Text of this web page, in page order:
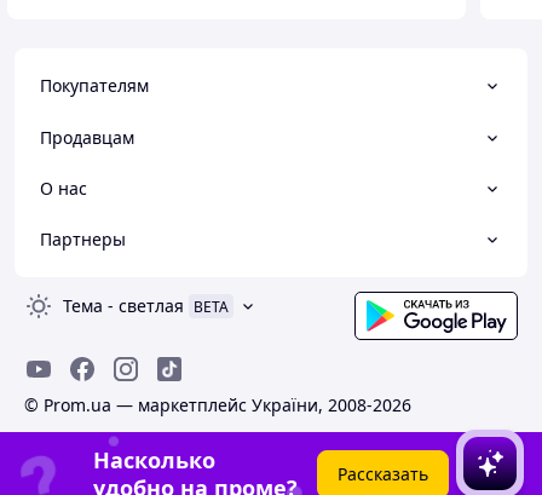
Покупателям
Продавцам
О нас
Партнеры
Тема - светлая BETA
© Prom.ua — маркетплейс України, 2008-2026
Насколько
удобно на проме?
Рассказать